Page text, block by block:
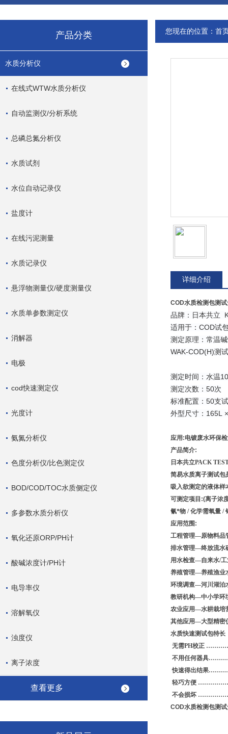
产品分类
水质分析仪
在线式WTW水质分析仪
自动监测仪/分析系统
总磷总氮分析仪
水质试剂
水位自动记录仪
盐度计
在线污泥测量
水质记录仪
悬浮物测量仪/硬度测量仪
水质单参数测定仪
消解器
电极
cod快速测定仪
光度计
氨氮分析仪
色度分析仪/比色测定仪
BOD/COD/TOC水质侧定仪
多参数水质分析仪
氧化还原ORP/PH计
酸碱浓度计/PH计
电导率仪
溶解氧仪
浊度仪
离子浓度
查看更多
您现在的位置： 首
详细介绍
COD水质检测包测
品牌：日本共立
适用于： COD试
测定原理： 常温
WAK-COD(H)测
测定时间： 水温10
测定次数： 50次
标准配置： 50支
外型尺寸： 165L
应用:电镀废水环保
产品简介:
日本共立PACK
简易水质离子测试包
吸入欲测定的液体样
可测定项目:(离子浓
氰*物 / 化学需氧量 /
应用范围:
工程管理—原物料品
排水管理—终放流水
用水检查—自来水/工
养殖管理—养殖渔业
环境调查—河川湖泊
教研机构—中小学环
农业应用—水耕栽培
其他应用—大型精密
水质快速测试包特长
无需PH校正
不用任何器具
快速得出结果
轻巧方便 ……………
不会损坏 ……………
COD水质检测包测